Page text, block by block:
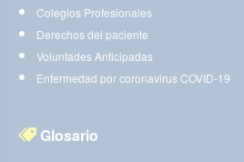
Colegios Profesionales
Derechos del paciente
Voluntades Anticipadas
Enfermedad por coronavirus COVID-19
Glosario